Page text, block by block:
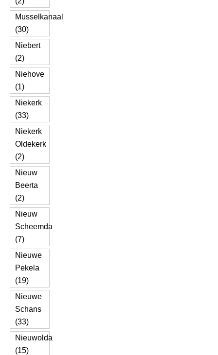
Musselkanaal
(30)
Niebert
(2)
Niehove
(1)
Niekerk
(33)
Niekerk
Oldekerk
(2)
Nieuw
Beerta
(2)
Nieuw
Scheemda
(7)
Nieuwe
Pekela
(19)
Nieuwe
Schans
(33)
Nieuwolda
(15)